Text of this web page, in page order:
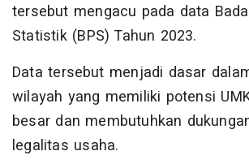
tersebut mengacu pada data
Statistik (BPS) Tahun 2023.
Data tersebut menjadi dasar
wilayah yang memiliki potensi
besar dan membutuhkan
legalitas usaha.